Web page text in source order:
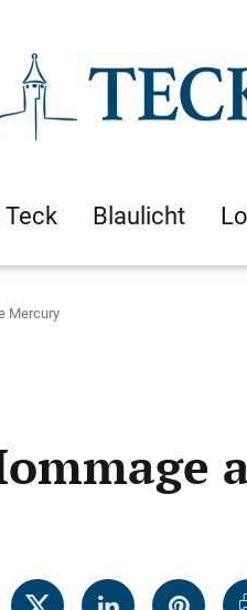
Teck Blaulicht
Mercury